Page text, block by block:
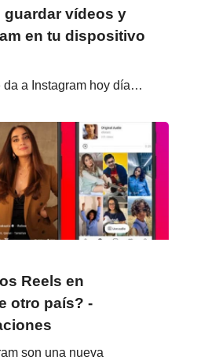
guardar vídeos y
en tu dispositivo
da a Instagram hoy día…
Reels en
otro país? -
son una nueva